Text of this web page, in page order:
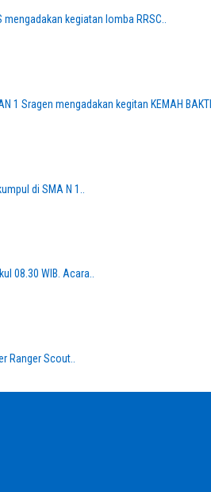
kegiatan lomba RRSC..
Sragen mengadakan kegitan KEMAH BAKTI..
di SMA N 1..
08.30 WIB. Acara..
Ranger Scout..